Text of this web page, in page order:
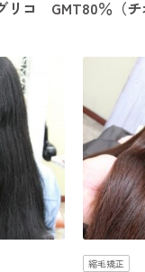
コ GMT80％（チ
縮毛矯正